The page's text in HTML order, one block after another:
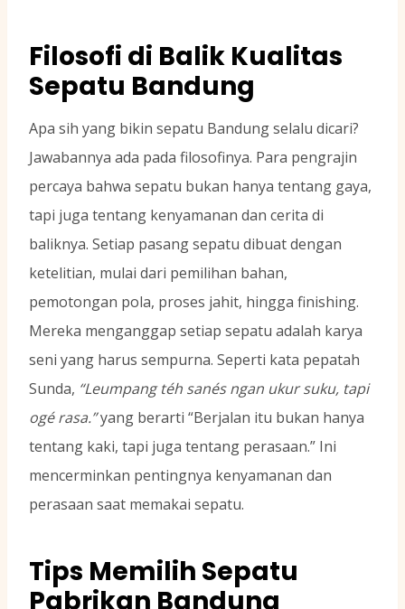
Filosofi di Balik Kualitas
Sepatu Bandung
Apa sih yang bikin sepatu Bandung selalu dicari?
Jawabannya ada pada filosofinya. Para pengrajin
percaya bahwa sepatu bukan hanya tentang gaya,
tapi juga tentang kenyamanan dan cerita di
baliknya. Setiap pasang sepatu dibuat dengan
ketelitian, mulai dari pemilihan bahan,
pemotongan pola, proses jahit, hingga finishing.
Mereka menganggap setiap sepatu adalah karya
seni yang harus sempurna. Seperti kata pepatah
Sunda, “Leumpang téh sanés ngan ukur suku, tapi
ogé rasa.”yang berarti “Berjalan itu bukan hanya
tentang kaki, tapi juga tentang perasaan.” Ini
mencerminkan pentingnya kenyamanan dan
perasaan saat memakai sepatu.
Tips Memilih Sepatu
Pabrikan Bandung